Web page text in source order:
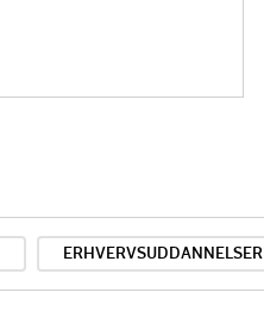
ERHVERVSUDDANNELSER